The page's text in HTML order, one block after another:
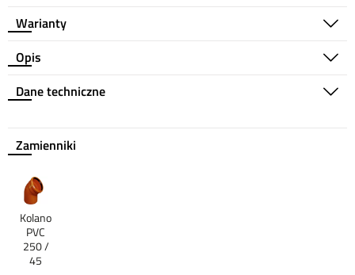
Warianty
Opis
Dane techniczne
Zamienniki
Kolano
PVC
250 /
45